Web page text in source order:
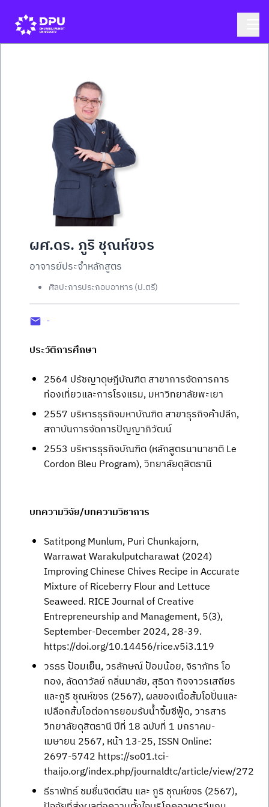
ผศ.ดร. ภูริ ชุณห์ขจร
อาจารย์ประจำหลักสูตร
ศิลปะการประกอบอาหาร (ป.ตรี)
-
ประวัติการศึกษา
2564 ปรัชญาดุษฎีบัณฑิต สาขาการจัดการการ
ท่องเที่ยวและการโรงแรม, มหาวิทยาลัยพะเยา
2557 บริหารธุรกิจมหาบัณฑิต สาขาธุรกิจค้าปลีก,
สถาบันการจัดการปัญญาภิวัฒน์
2553 บริหารธุรกิจบัณฑิต (หลักสูตรนานาชาติ Le
Cordon Bleu Program), วิทยาลัยดุสิตธานี
บทความวิจัย/บทความวิชาการ
Satitpong Munlum, Puri Chunkajorn,
Warrawat Warakulputcharawat (2024)
Improving Chinese Chives Recipe in Accurate
Mixture of Riceberry Flour and Lettuce
Seaweed. RICE Journal of Creative
Entrepreneurship and Management, 5(3),
September-December 2024, 28-39.
https://doi.org/10.14456/rice.v5i3.119
วรธร ป้อมเย็น, วรลักษณ์ ป้อมน้อย, จิราภัทร โอ
ทอง, ลัดดาวัลย์ กลิ่นมาลัย, สุธิดา กิจจาวรเสถียร
และภูริ ชุณห์ขจร (2567), ผลของเนื้อส้มโอปั่นและ
เปลือกส้มโอต่อการยอมรับน้ำจิ้มซีฟู้ด, วารสาร
วิทยาลัยดุสิตธานี ปีที่ 18 ฉบับที่ 1 มกราคม-
เมษายน 2567, หน้า 13-25, ISSN Online:
2697-5742 https://so01.tci-
thaijo.org/index.php/journaldtc/article/view/
ธีราพัทธ์ ชมชื่นจิตต์สิน และ ภูริ ชุณห์ขจร (2567),